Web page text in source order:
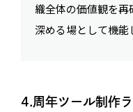
織全体の価値観を
深める場として機能
4.周年ツール制作